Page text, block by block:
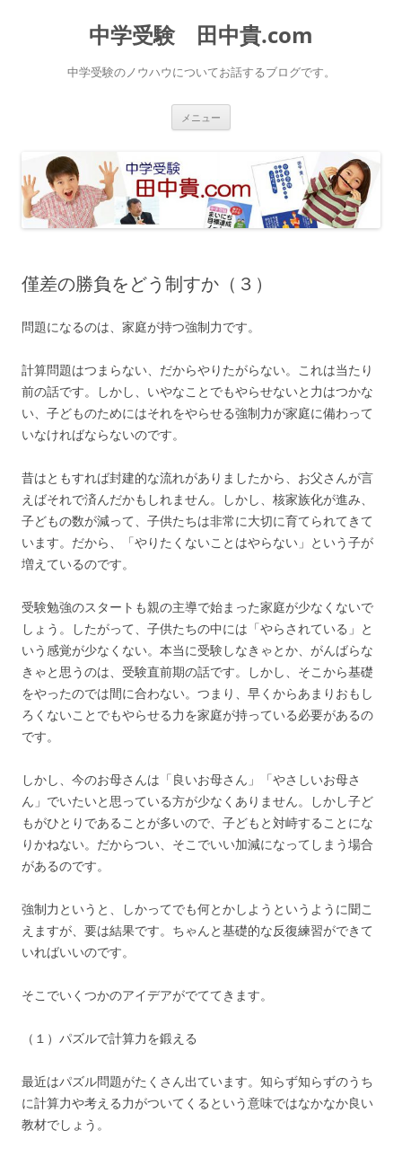
中学受験 田中貴.com
中学受験のノウハウについてお話するブログです。
メニュー
ス
キ
ッ
プ
僅差の勝負をどう制すか（３）
問題になるのは、家庭が持つ強制力です。
計算問題はつまらない、だからやりたがらない。これは当たり
前の話です。しかし、いやなことでもやらせないと力はつかな
い、子どものためにはそれをやらせる強制力が家庭に備わって
いなければならないのです。
昔はともすれば封建的な流れがありましたから、お父さんが言
えばそれで済んだかもしれません。しかし、核家族化が進み、
子どもの数が減って、子供たちは非常に大切に育てられてきて
います。だから、「やりたくないことはやらない」という子が
増えているのです。
受験勉強のスタートも親の主導で始まった家庭が少なくないで
しょう。したがって、子供たちの中には「やらされている」と
いう感覚が少なくない。本当に受験しなきゃとか、がんばらな
きゃと思うのは、受験直前期の話です。しかし、そこから基礎
をやったのでは間に合わない。つまり、早くからあまりおもし
ろくないことでもやらせる力を家庭が持っている必要があるの
です。
しかし、今のお母さんは「良いお母さん」「やさしいお母さ
ん」でいたいと思っている方が少なくありません。しかし子ど
もがひとりであることが多いので、子どもと対峙することにな
りかねない。だからつい、そこでいい加減になってしまう場合
があるのです。
強制力というと、しかってでも何とかしようというように聞こ
えますが、要は結果です。ちゃんと基礎的な反復練習ができて
いればいいのです。
そこでいくつかのアイデアがでててきます。
（１）パズルで計算力を鍛える
最近はパズル問題がたくさん出ています。知らず知らずのうち
に計算力や考える力がついてくるという意味ではなかなか良い
教材でしょう。